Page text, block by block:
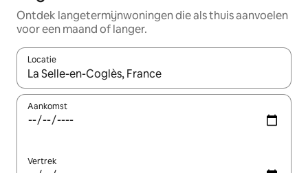
Ontdek langetermijnwoningen die als thuis aanvoelen
voor een maand of langer.
Locatie
Wanneer er resultaten beschikbaar zijn, maak je een keuze
Aankomst
Vertrek